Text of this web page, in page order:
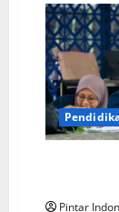
Pintar